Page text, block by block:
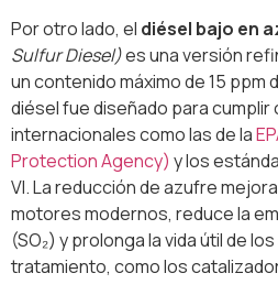
Por otro lado, el diésel bajo en
Sulfur Diesel)es una versión
un contenido máximo de 15 ppm
diésel fue diseñado para cumplir
internacionales como las de la
Protection Agency) y los
VI. La reducción de azufre
motores modernos, reduce la
(SO₂) y prolonga la vida útil de
tratamiento, como los